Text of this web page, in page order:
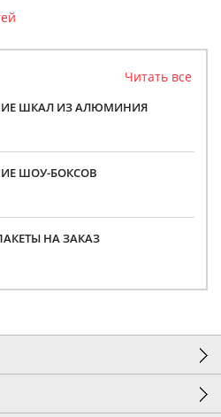
Читать все
ШКАЛ ИЗ АЛЮМИНИЯ
ШОУ-БОКСОВ
НА ЗАКАЗ